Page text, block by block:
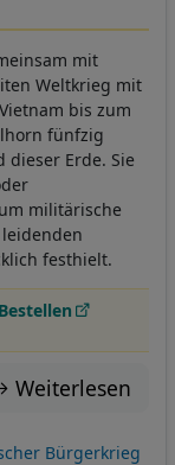
mit
Weltkrieg mit
bis zum
fünfzig
dieser Erde. Sie
militärische
festhielt.
Bestellen
Weiterlesen
Bürgerkrieg